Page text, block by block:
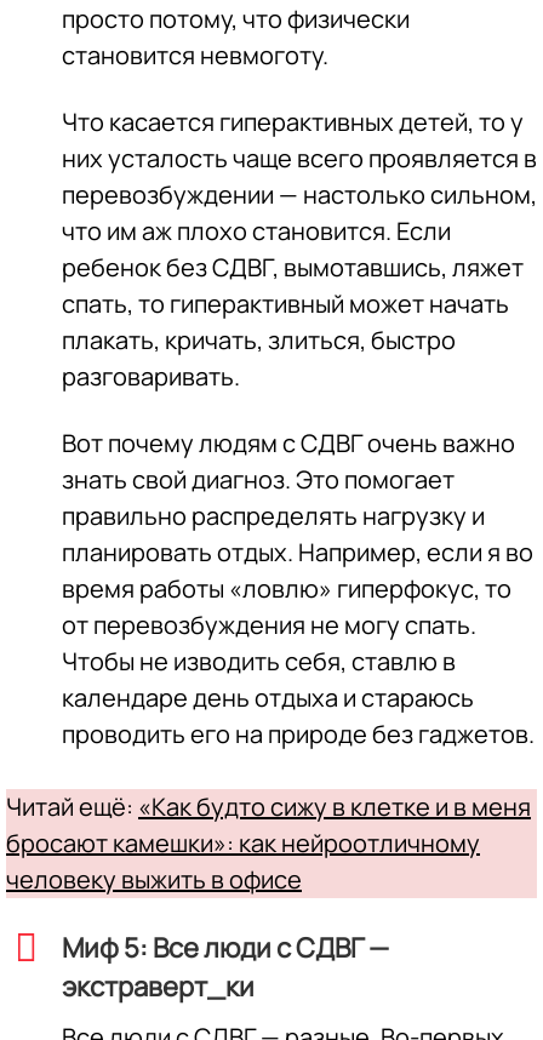
просто потому, что физически
становится невмоготу.
Что касается гиперактивных детей, то у
них усталость чаще всего проявляется в
перевозбуждении — настолько сильном,
что им аж плохо становится. Если
ребенок без СДВГ, вымотавшись, ляжет
спать, то гиперактивный может начать
плакать, кричать, злиться, быстро
разговаривать.
Вот почему людям с СДВГ очень важно
знать свой диагноз. Это помогает
правильно распределять нагрузку и
планировать отдых. Например, если я во
время работы «ловлю» гиперфокус, то
от перевозбуждения не могу спать.
Чтобы не изводить себя, ставлю в
календаре день отдыха и стараюсь
проводить его на природе без гаджетов.
Читай ещё: «Как будто сижу в клетке и в меня
бросают камешки»: как нейроотличному
человеку выжить в офисе
Миф 5: Все люди с СДВГ —
экстраверт_ки